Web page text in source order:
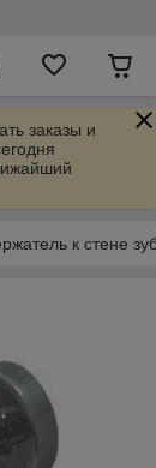
заказы и
к стене